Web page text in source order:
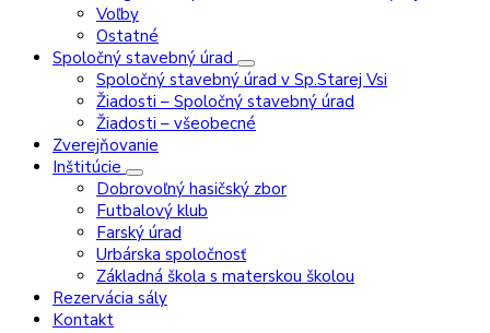
Voľby
Ostatné
Spoločný stavebný úrad
Spoločný stavebný úrad v Sp.Starej Vsi
Žiadosti – Spoločný stavebný úrad
Žiadosti – všeobecné
Zverejňovanie
Inštitúcie
Dobrovoľný hasičský zbor
Futbalový klub
Farský úrad
Urbárska spoločnosť
Základná škola s materskou školou
Rezervácia sály
Kontakt